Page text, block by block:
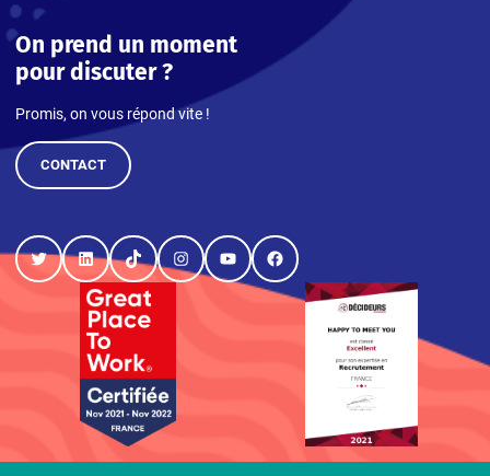
On prend un moment
pour discuter ?
Promis, on vous répond vite !
CONTACT
TwitterLinkedInTikTokInstagram
YouTubeFacebook